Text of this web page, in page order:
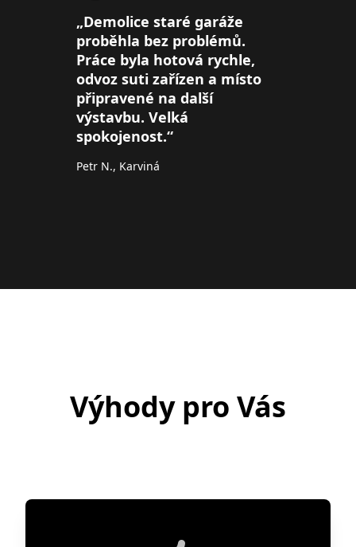
„Demolice staré garáže
proběhla bez problémů.
Práce byla hotová rychle,
odvoz suti zařízen a místo
připravené na další
výstavbu. Velká
spokojenost.“
Petr N., Karviná
Výhody pro Vás